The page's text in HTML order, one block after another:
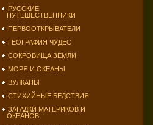
РУССКИЕ
ПУТЕШЕСТВЕННИКИ
ПЕРВООТКРЫВАТЕЛИ
ГЕОГРАФИЯ ЧУДЕС
СОКРОВИЩА ЗЕМЛИ
МОРЯ И ОКЕАНЫ
ВУЛКАНЫ
СТИХИЙНЫЕ БЕДСТВИЯ
ЗАГАДКИ МАТЕРИКОВ И
ОКЕАНОВ